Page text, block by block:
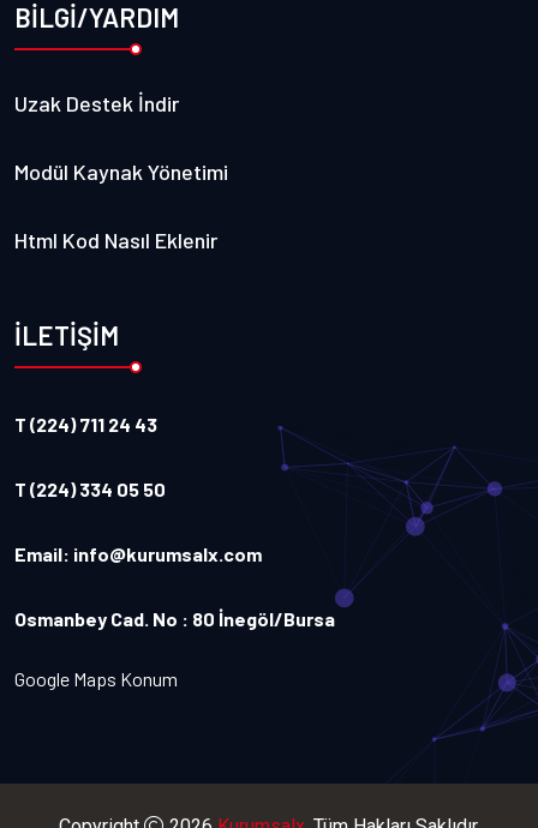
BİLGİ/YARDIM
Uzak Destek İndir
Modül Kaynak Yönetimi
Html Kod Nasıl Eklenir
İLETİŞİM
T (224) 711 24 43
T (224) 334 05 50
Email: info@kurumsalx.com
Osmanbey Cad. No : 80 İnegöl/Bursa
Google Maps Konum